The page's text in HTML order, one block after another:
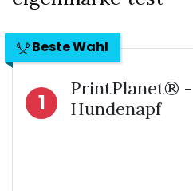
Beste Wahl
1
PrintPlanet®
Hundenapf